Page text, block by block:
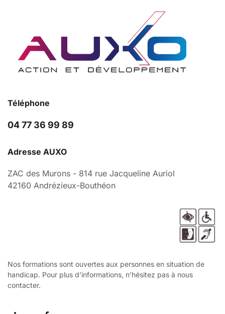
Téléphone
04 77 36 99 89
Adresse AUXO
ZAC des Murons - 814 rue Jacqueline Auriol
42160 Andrézieux-Bouthéon
Nos formations sont ouvertes aux personnes en situation de
handicap. Pour plus d’informations, n’hésitez pas à nous
contacter.